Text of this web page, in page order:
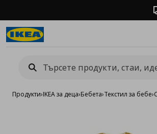
Продукти›IKEA за деца›Бебета›Текстил за бебе›